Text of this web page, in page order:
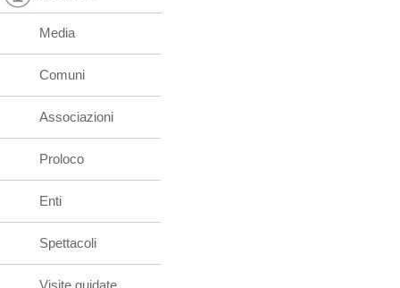
Media
Comuni
Associazioni
Proloco
Enti
Spettacoli
Visite guidate